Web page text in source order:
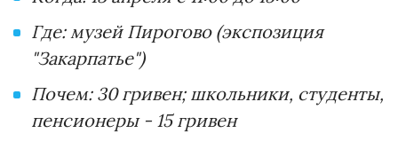
Где: музей Пирогово (экспозиция
"Закарпатье")
Почем: 30 гривен; школьники, студенты,
пенсионеры - 15 гривен